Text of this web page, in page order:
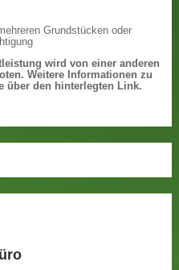
Grundstücken oder
wird von einer anderen
Weitere Informationen zu
über den hinterlegten Link.